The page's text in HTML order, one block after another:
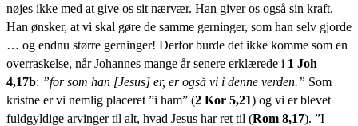
nøjes ikke med at give os sit nærvær. Han giver os også sin kraft.
Han ønsker, at vi skal gøre de samme gerninger, som han selv gjorde
… og endnu større gerninger! Derfor burde det ikke komme som en
overraskelse, når Johannes mange år senere erklærede i 1 Joh
4,17b: ”for som han [Jesus] er, er også vi i denne verden.” Som
kristne er vi nemlig placeret ”i ham” (2 Kor 5,21) og vi er blevet
fuldgyldige arvinger til alt, hvad Jesus har ret til (Rom 8,17). ”I